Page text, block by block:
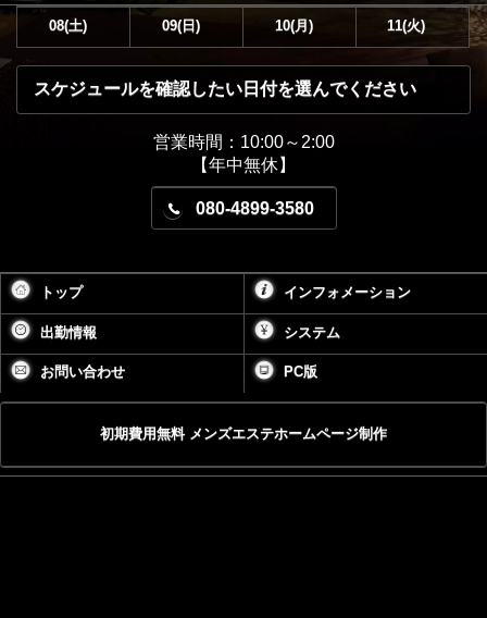
08(土) 09(日) 10(月) 11(火)
スケジュールを確認したい日付を選んでください
営業時間：10:00～2:00
【年中無休】
080-4899-3580
トップ インフォメーション
出勤情報 システム
お問い合わせ PC版
初期費用無料 メンズエステホームページ制作